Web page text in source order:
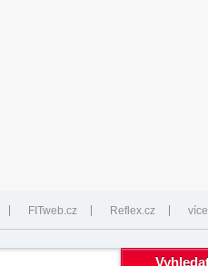
FITweb.cz Reflex.cz více